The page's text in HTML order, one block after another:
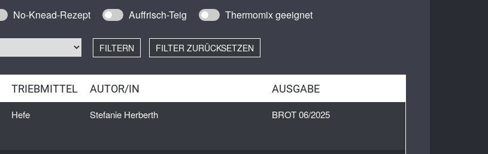
Sauerteig
No-Knead-Rezept Auffrisch-Teig Thermomix geeignet
FILTERN FILTER ZURÜCKSETZEN
TRIEBMITTEL AUTOR/IN AUSGABE
Hefe Stefanie Herberth BROT 06/2025